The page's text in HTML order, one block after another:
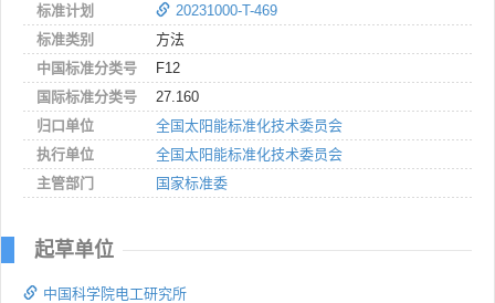
标准计划
20231000-T-469
标准类别
方法
中国标准分类号
F12
国际标准分类号
27.160
归口单位
全国太阳能标准化技术委员会
执行单位
全国太阳能标准化技术委员会
主管部门
国家标准委
起草单位
中国科学院电工研究所